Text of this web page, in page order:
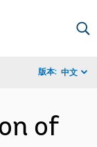
版本: 中文
of